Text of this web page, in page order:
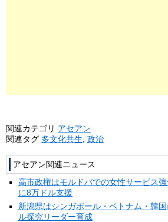
関連カテゴリ アセアン
関連タグ 多文化共生 政治
アセアン関連ニュース
高市政権はモルドバでの女性サービス
に8万ドル支援
新潟県はシンガポール・ベトナム・韓
ル探究リーダー育成